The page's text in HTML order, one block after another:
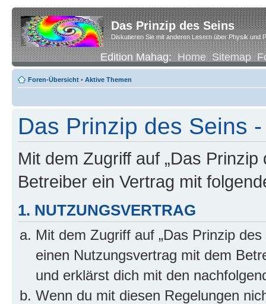
Das Prinzip des Seins
Diskutieren Sie mit anderen Lesern über Physik und
Edition Mahag:Home Sitemap
Foren-Übersicht • Aktive Themen
Das Prinzip des Seins
Mit dem Zugriff auf „Das
Betreiber ein Vertrag mit
1. NUTZUNGSVERTRAG
Mit dem Zugriff auf „Das Prinzip
einen Nutzungsvertrag mit dem
und erklärst dich mit den
Wenn du mit diesen Regelungen